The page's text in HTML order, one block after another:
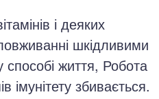
і деяких
шкідливими
життя, Робота
імунітету збивається.